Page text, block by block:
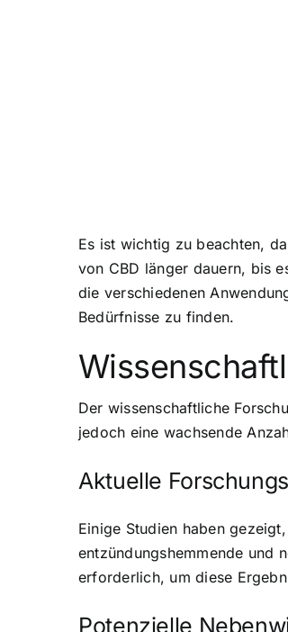
Es ist wichtig zu beachten,
von CBD länger dauern, bis
die verschiedenen
Bedürfnisse zu finden.
Der wissenschaftliche
jedoch eine wachsende
Aktuelle
Einige Studien haben
entzündungshemmende und
erforderlich, um diese
Potenzielle